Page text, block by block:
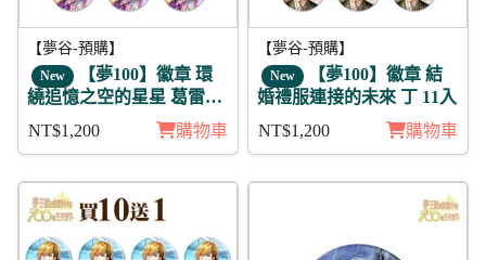
【夢谷-預購】
New 【夢100】徽章 環
繞追憶之空的星星 葛雷希
NT$1,200 購物車
【夢谷-預購】
New 【夢100】徽章 結
婚禮服連接的未來 丁 11入
NT$1,200
購物車